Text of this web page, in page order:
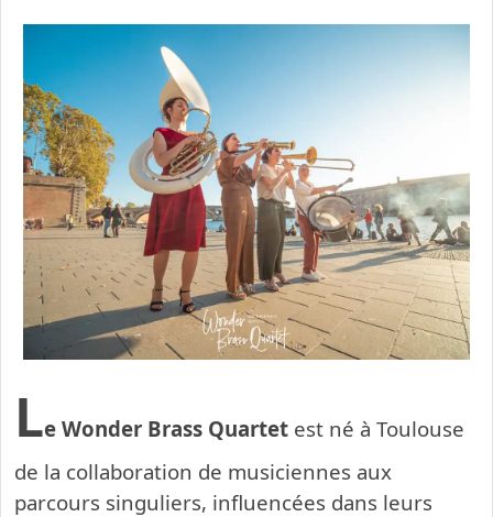
Le Wonder Brass Quartet est né à Toulouse
de la collaboration de musiciennes aux
parcours singuliers, influencées dans leurs